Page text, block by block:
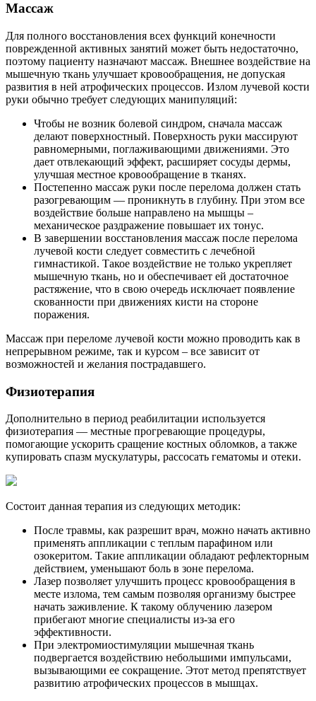
Массаж
Для полного восстановления всех функций конечности
поврежденной активных занятий может быть недостаточно,
поэтому пациенту назначают массаж. Внешнее воздействие на
мышечную ткань улучшает кровообращения, не допуская
развития в ней атрофических процессов. Излом лучевой кости
руки обычно требует следующих манипуляций:
Чтобы не возник болевой синдром, сначала массаж
делают поверхностный. Поверхность руки массируют
равномерными, поглаживающими движениями. Это
дает отвлекающий эффект, расширяет сосуды дермы,
улучшая местное кровообращение в тканях.
Постепенно массаж руки после перелома должен стать
разогревающим — проникнуть в глубину. При этом все
воздействие больше направлено на мышцы –
механическое раздражение повышает их тонус.
В завершении восстановления массаж после перелома
лучевой кости следует совместить с лечебной
гимнастикой. Такое воздействие не только укрепляет
мышечную ткань, но и обеспечивает ей достаточное
растяжение, что в свою очередь исключает появление
скованности при движениях кисти на стороне
поражения.
Массаж при переломе лучевой кости можно проводить как в
непрерывном режиме, так и курсом – все зависит от
возможностей и желания пострадавшего.
Физиотерапия
Дополнительно в период реабилитации используется
физиотерапия — местные прогревающие процедуры,
помогающие ускорить сращение костных обломков, а также
купировать спазм мускулатуры, рассосать гематомы и отеки.
Состоит данная терапия из следующих методик:
После травмы, как разрешит врач, можно начать активно
применять аппликации с теплым парафином или
озокеритом. Такие аппликации обладают рефлекторным
действием, уменьшают боль в зоне перелома.
Лазер позволяет улучшить процесс кровообращения в
месте излома, тем самым позволяя организму быстрее
начать заживление. К такому облучению лазером
прибегают многие специалисты из-за его
эффективности.
При электромиостимуляции мышечная ткань
подвергается воздействию небольшими импульсами,
вызывающими ее сокращение. Этот метод препятствует
развитию атрофических процессов в мышцах.